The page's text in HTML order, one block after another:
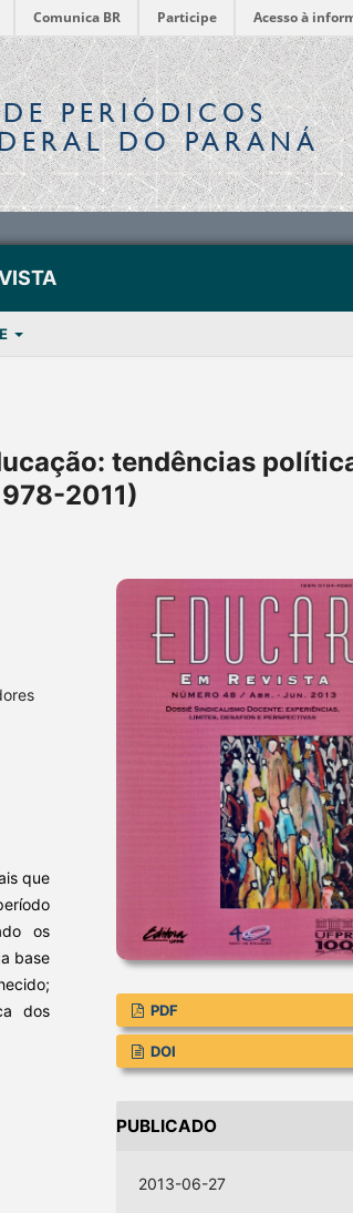
Comunica BR Participe Acesso à
PERIÓDICOS
DO PARANÁ
tendências
2011)
que
os
base
dos
PDF
DOI
PUBLICADO
2013-06-27